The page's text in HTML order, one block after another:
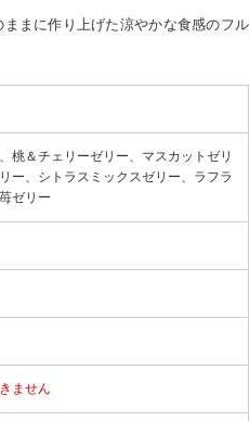
まに作り上げた涼やかな食感のフル
桃＆チェリーゼリー、マスカットゼリ
ー、シトラスミックスゼリー、ラフラ
ゼリー
ません